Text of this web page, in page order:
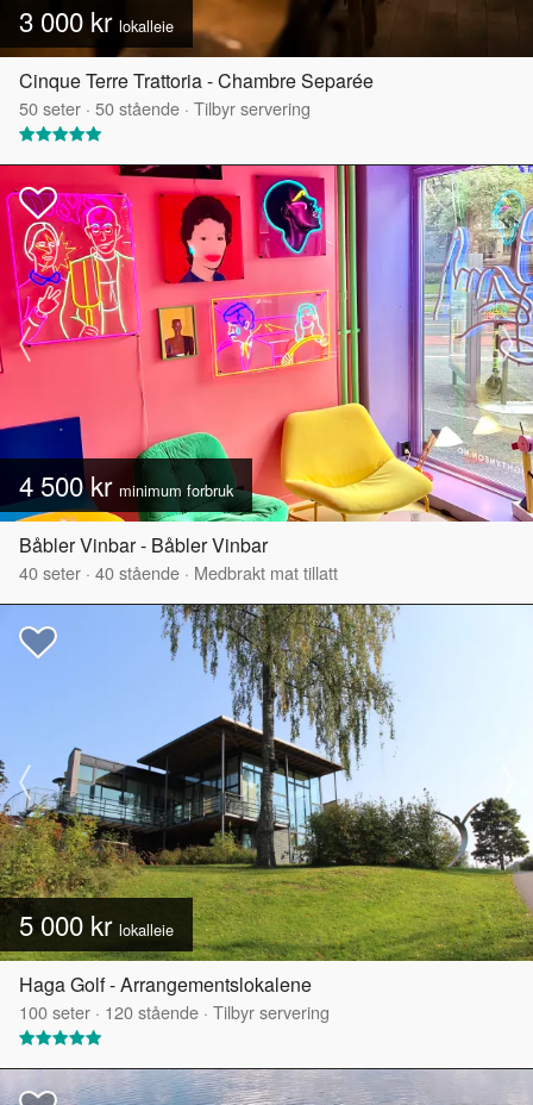
3 000 kr lokalleie
Cinque Terre Trattoria - Chambre Separée
50seter · 50stående · Tilbyr servering
4 500 kr minimum forbruk
Båbler Vinbar - Båbler Vinbar
40seter · 40stående · Medbrakt mat tillatt
5 000 kr lokalleie
Haga Golf - Arrangementslokalene
100seter · 120stående · Tilbyr servering